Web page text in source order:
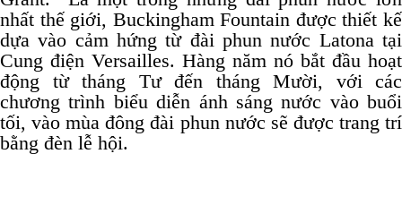
nhất thế giới, Buckingham Fountain được thiết kế
dựa vào cảm hứng từ đài phun nước Latona tại
Cung điện Versailles. Hàng năm nó bắt đầu hoạt
động từ tháng Tư đến tháng Mười, với các
chương trình biểu diễn ánh sáng nước vào buổi
tối, vào mùa đông đài phun nước sẽ được trang trí
bằng đèn lễ hội.